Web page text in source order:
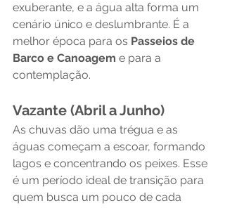
exuberante, e a água alta forma um
cenário único e deslumbrante. É a
melhor época para os Passeios de
Barco e Canoagem e para a
contemplação.
Vazante (Abril a Junho)
As chuvas dão uma trégua e as
águas começam a escoar, formando
lagos e concentrando os peixes. Esse
é um período ideal de transição para
quem busca um pouco de cada